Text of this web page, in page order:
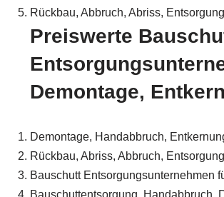
Rückbau, Abbruch, Abriss,
Preiswerte
Demontage,
Demontage, Handabbruch,
Rückbau, Abriss, Abbruch,
Bauschutt Entsorgungsunternehmen
Bauschuttentsorgung, Handabbruch,